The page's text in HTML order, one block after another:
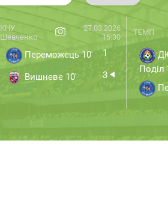
КНУ
Шевченко
27.03.2026
16:30
Переможець 10' 1
Вишневе 10' 3
ТЕМП
Поділ